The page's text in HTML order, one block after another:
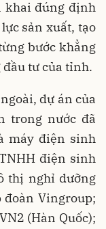
khai đúng định
sản xuất, tạo
bước khẳng
tư của tỉnh.
dự án của
trong nước đã
máy điện sinh
điện sinh
thị nghỉ dưỡng
đoàn Vingroup;
(Hàn Quốc);